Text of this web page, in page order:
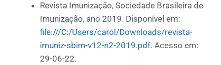
Revista Imunização, Sociedade Brasileira de
Imunização, ano 2019. Disponível em:
file:///C:/Users/carol/Downloads/revista-
imuniz-sbim-v12-n2-2019.pdf. Acesso em:
29-06-22.